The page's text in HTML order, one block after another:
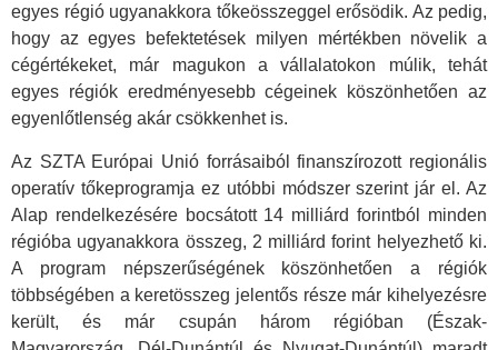
egyes régió ugyanakkora tőkeösszeggel erősödik. Az pedig,
hogy az egyes befektetések milyen mértékben növelik a
cégértékeket, már magukon a vállalatokon múlik, tehát
egyes régiók eredményesebb cégeinek köszönhetően az
egyenlőtlenség akár csökkenhet is.
Az SZTA Európai Unió forrásaiból finanszírozott regionális
operatív tőkeprogramja ez utóbbi módszer szerint jár el. Az
Alap rendelkezésére bocsátott 14 milliárd forintból minden
régióba ugyanakkora összeg, 2 milliárd forint helyezhető ki.
A program népszerűségének köszönhetően a régiók
többségében a keretösszeg jelentős része már kihelyezésre
került, és már csupán három régióban (Észak-